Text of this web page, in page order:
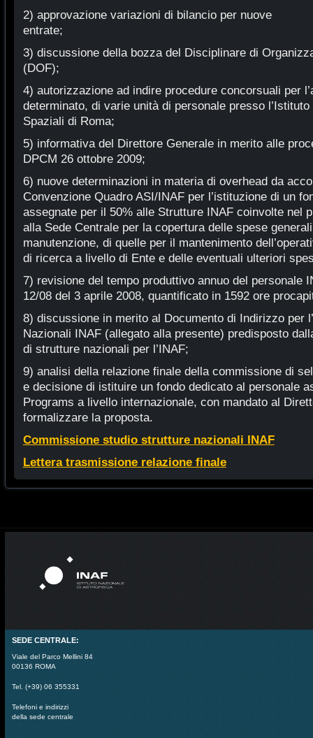
2) approvazione variazioni di bilancio per nuove
entrate;
3) discussione della bozza del Disciplinare di
(DOF);
4) autorizzazione ad indire procedure concorsuali per
determinato, di varie unità di personale presso
Spaziali di Roma;
5) informativa del Direttore Generale in merito alle
DPCM 26 ottobre 2009;
6) nuove determinazioni in materia di overhead da
Convenzione Quadro ASI/INAF per l’istituzione di un
assegnate per il 50% alle Strutture INAF coinvolte nel
alla Sede Centrale per la copertura delle spese
manutenzione, di quelle per il mantenimento
di ricerca a livello di Ente e delle eventuali ulteriori
7) revisione del tempo produttivo annuo del personale
12/08 del 3 aprile 2008, quantificato in 1592 ore
8) discussione in merito al Documento di Indirizzo per
Nazionali INAF (allegato alla presente) predisposto
di strutture nazionali per l’INAF;
9) analisi della relazione finale della commissione di
e decisione di istituire un fondo dedicato al personale
Programs a livello internazionale, con mandato al
formalizzare la proposta.
Commissione studio strutture nazionali INAF
Lettera trasmissione relazione finale
SEDE CENTRALE:
Viale del Parco Mellini 84
00136 ROMA
Tel. (+39) 06 355331
Telefoni e indirizzi
della sede centrale